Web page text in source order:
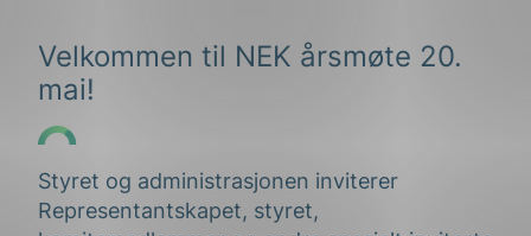
Velkommen til NEK årsmøte 20.
mai!
Styret og administrasjonen inviterer
Representantskapet, styret,